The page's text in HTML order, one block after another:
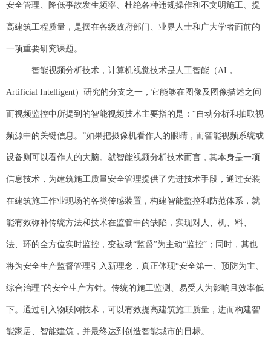
安全管理、降低事故发生频率、杜绝各种违规操作和不文明施工、提
高建筑工程质量，是摆在各级政府部门、业界人士和广大学者面前的
一项重要研究课题。
智能视频分析技术，计算机视觉技术是人工智能（AI，
Artificial Intelligent）研究的分支之一，它能够在图像及图像描述之间
而视频监控中所提到的智能视频技术主要指的是：“自动分析和抽取视
频源中的关键信息。”如果把摄像机看作人的眼睛，而智能视频系统或
设备则可以看作人的大脑。就智能视频分析技术而言，其本身是一项
信息技术，为建筑施工质量安全管理提供了先进技术手段，通过安装
在建筑施工作业现场的各类传感装置，构建智能监控和防范体系，就
能有效弥补传统方法和技术在监管中的缺陷，实现对人、机、料、
法、环的全方位实时监控，变被动“监督”为主动“监控”；同时，其也
将为安全生产监督管理引入新理念，真正体现“安全第一、预防为主、
综合治理”的安全生产方针。传统的施工监测、易受人为影响且效率低
下。通过引入物联网技术，可以有效提高建筑施工质量，进而构建智
能家居、智能建筑，并最终达到创造智能城市的目标。